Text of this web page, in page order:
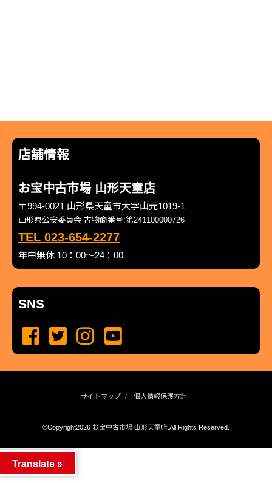
店舗情報
お宝中古市場 山形天童店
〒994-0021 山形県天童市大字山元1019-1
山形県公安委員会 古物商番号:第241100000726
TEL 023-654-2277
年中無休 10：00～24：00
SNS
サイトマップ 個人情報保護方針
©Copyright2026 お宝中古市場 山形天童店.All Rights Reserved.
Translate »